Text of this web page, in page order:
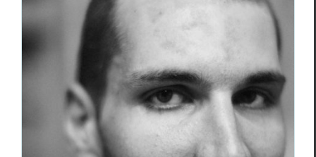
Andrei Dósa, Poèmes